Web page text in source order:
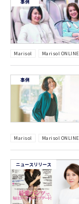
事例
Marisol Marisol ONLINE
事例
Marisol Marisol ONLINE
ニュースリリース